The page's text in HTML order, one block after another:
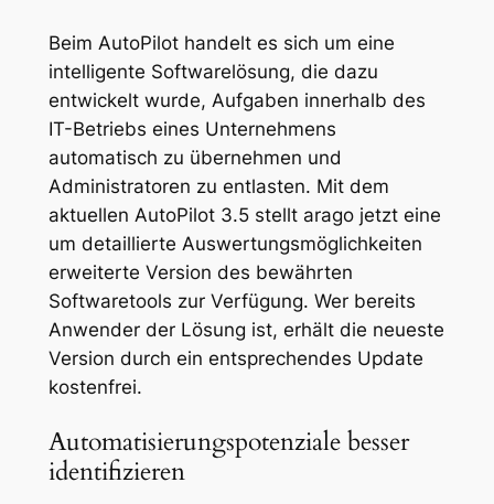
Beim AutoPilot handelt es sich um eine
intelligente Softwarelösung, die dazu
entwickelt wurde, Aufgaben innerhalb des
IT-Betriebs eines Unternehmens
automatisch zu übernehmen und
Administratoren zu entlasten. Mit dem
aktuellen AutoPilot 3.5 stellt arago jetzt eine
um detaillierte Auswertungsmöglichkeiten
erweiterte Version des bewährten
Softwaretools zur Verfügung. Wer bereits
Anwender der Lösung ist, erhält die neueste
Version durch ein entsprechendes Update
kostenfrei.
Automatisierungspotenziale besser
identifizieren